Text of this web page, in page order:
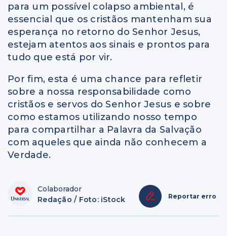
para um possível colapso ambiental, é
essencial que os cristãos mantenham sua
esperança no retorno do Senhor Jesus,
estejam atentos aos sinais e prontos para
tudo que está por vir.
Por fim, esta é uma chance para refletir
sobre a nossa responsabilidade como
cristãos e servos do Senhor Jesus e sobre
como estamos utilizando nosso tempo
para compartilhar a Palavra da Salvação
com aqueles que ainda não conhecem a
Verdade.
Colaborador
Redação / Foto: iStock
Reportar erro